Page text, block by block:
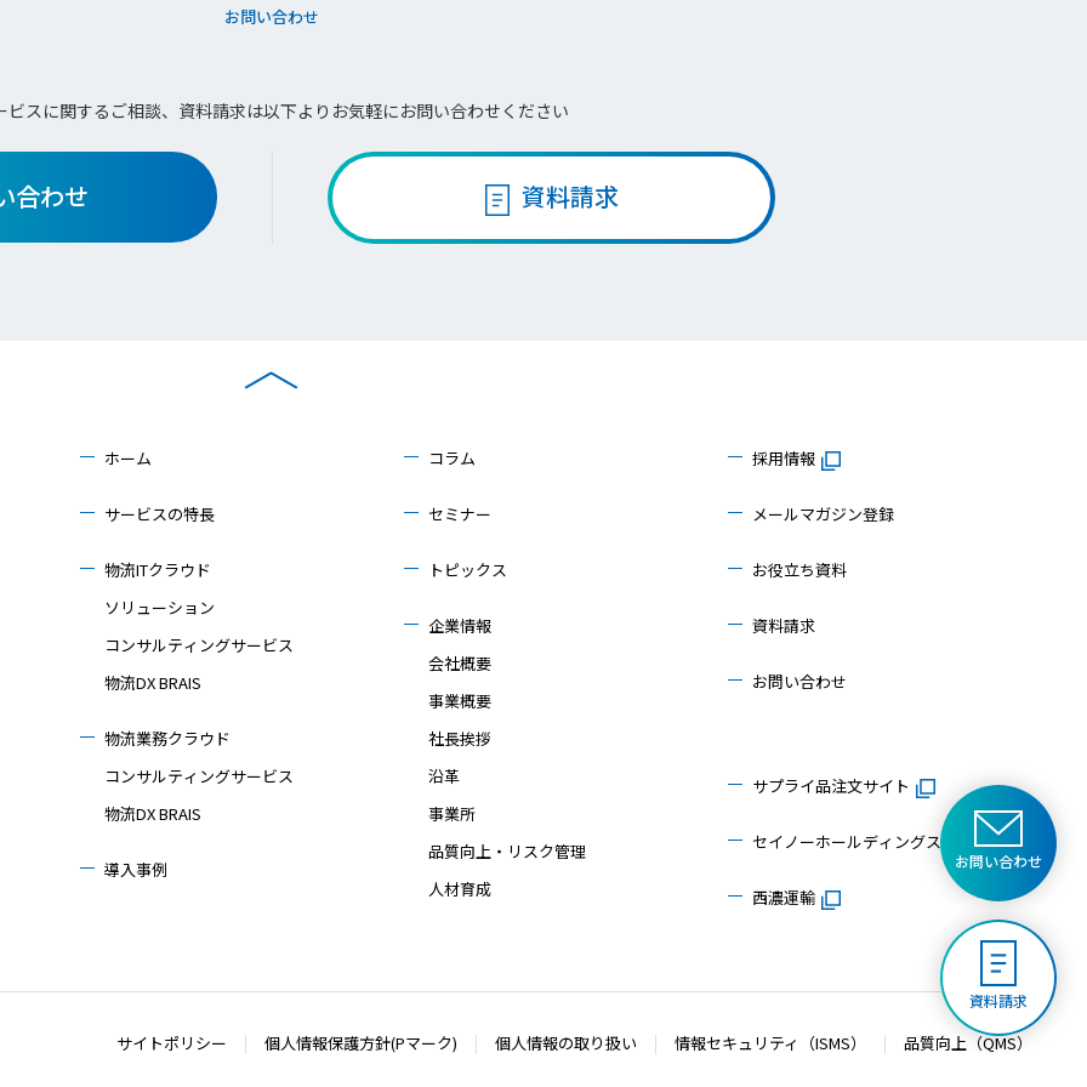
お問い合わせ
資料請求
お問い合わせ
ビスに関するご相談、資料請求は以下よりお気軽にお問い合わせください
合わせ 資料請求
ホーム
サービスの特長
物流ITクラウド
ソリューション
コンサルティングサービス
物流DX BRAIS
物流業務クラウド
コンサルティングサービス
物流DX BRAIS
導入事例
コラム
セミナー
トピックス
企業情報
会社概要
事業概要
社長挨拶
沿革
事業所
品質向上・リスク管理
人材育成
採用情報
メールマガジン登録
お役立ち資料
資料請求
お問い合わせ
サプライ品注文サイト
セイノーホールディングス
西濃運輸
サイトポリシー 個人情報保護方針(Pマーク) 個人情報の取り扱い 情報セキュリティ（ISMS） 品質向上（QMS）